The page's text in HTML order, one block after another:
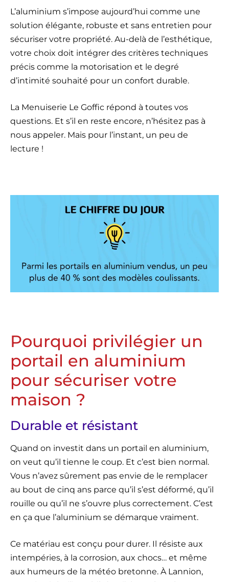
L’aluminium s’impose aujourd’hui comme une
solution élégante, robuste et sans entretien pour
sécuriser votre propriété. Au-delà de l’esthétique,
votre choix doit intégrer des critères techniques
précis comme la motorisation et le degré
d’intimité souhaité pour un confort durable.
La Menuiserie Le Goffic répond à toutes vos
questions. Et s’il en reste encore, n’hésitez pas à
nous appeler. Mais pour l’instant, un peu de
lecture !
Pourquoi privilégier un
portail en aluminium
pour sécuriser votre
maison ?
Durable et résistant
Quand on investit dans un portail en aluminium,
on veut qu’il tienne le coup. Et c’est bien normal.
Vous n’avez sûrement pas envie de le remplacer
au bout de cinq ans parce qu’il s’est déformé, qu’il
rouille ou qu’il ne s’ouvre plus correctement. C’est
en ça que l’aluminium se démarque vraiment.
Ce matériau est conçu pour durer. Il résiste aux
intempéries, à la corrosion, aux chocs… et même
aux humeurs de la météo bretonne. À Lannion,